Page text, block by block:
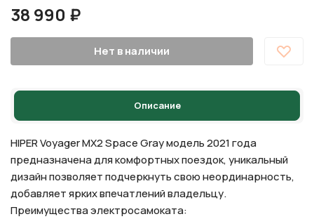
38 990 ₽
Нет в наличии
Описание
HIPER Voyager MX2 Space Gray модель 2021 года
предназначена для комфортных поездок, уникальный
дизайн позволяет подчеркнуть свою неординарность,
добавляет ярких впечатлений владельцу.
Преимущества электросамоката: